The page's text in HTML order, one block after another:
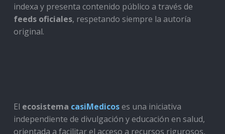
indexa y presenta contenido público a través de
feeds oficiales, respetando siempre la autoría
original.
El ecosistema casiMedicoses una iniciativa
independiente de divulgación y educación en salud,
orientada a facilitar el acceso a recursos rigurosos,